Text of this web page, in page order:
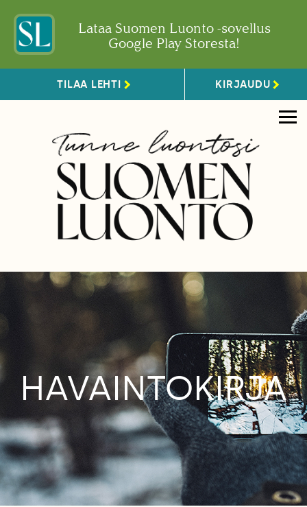
Lataa Suomen Luonto -sovellus
Google Play Storesta!
TILAA LEHTI KIRJAUDU
HAVAINTOKIRJA